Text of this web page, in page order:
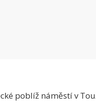
poblíž náměstí v